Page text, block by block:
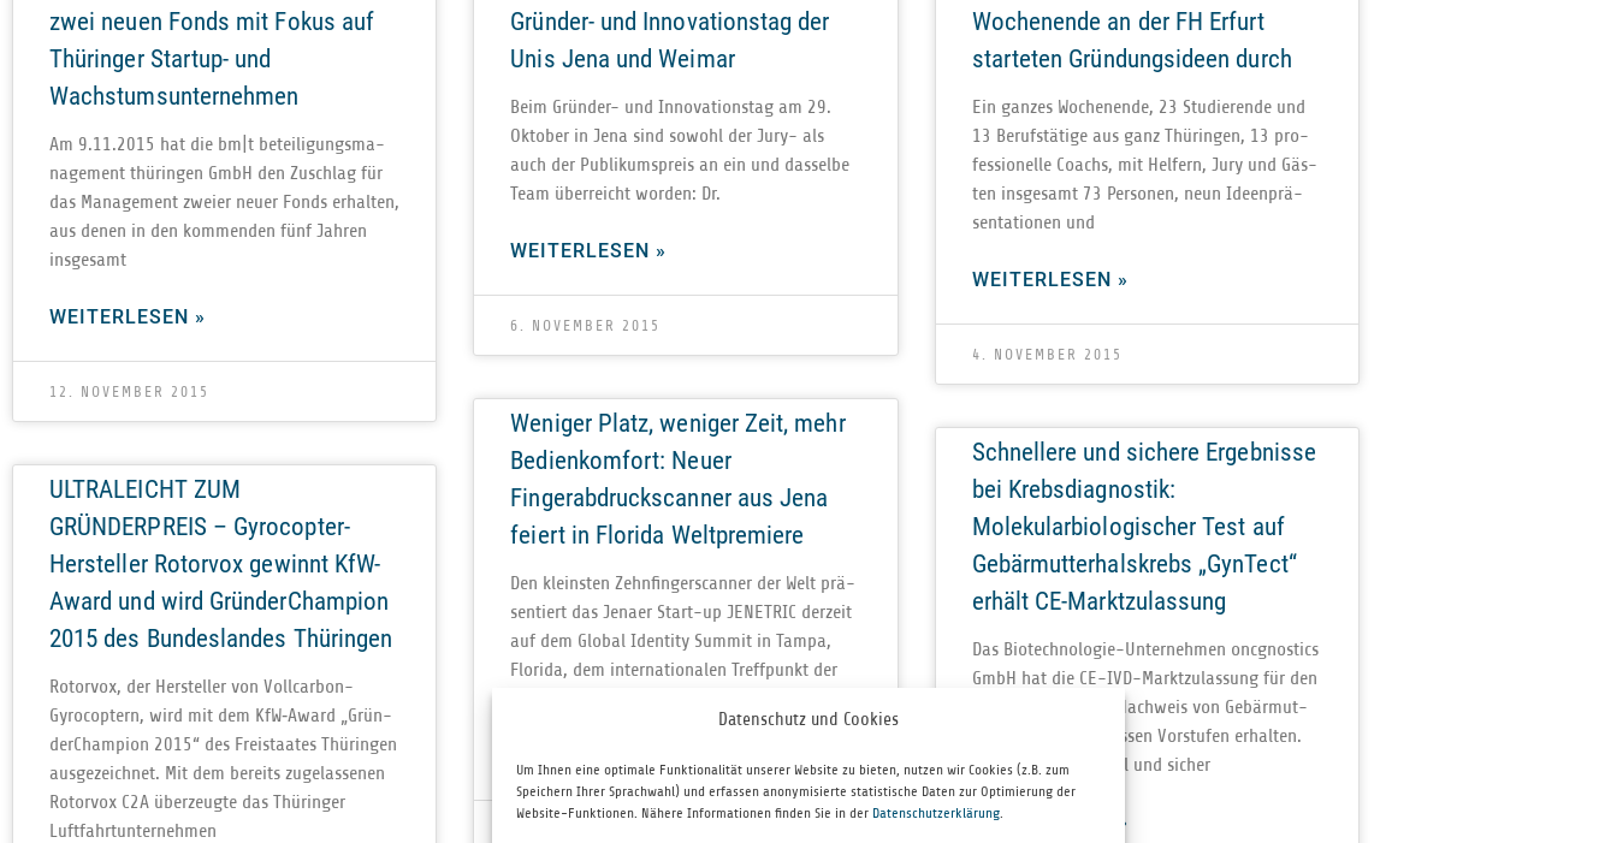
Datenschutz und Cookies
Um Ihnen eine optimale Funktionalität unserer Website zu bieten, nutzen wir Cookies (z.B. zum
Speichern Ihrer Sprachwahl) und erfassen anonymisierte statistische Daten zur Optimierung der
Website-Funktionen. Nähere Informationen finden Sie in der Datenschutzerklärung
zwei neuen Fonds mit Fokus auf
Thüringer Startup- und
Wachstumsunternehmen
Am 9.11.2015 hat die bm|t betei­li­gungs­ma­
nage­ment thü­rin­gen GmbH den Zuschlag für
das Manage­ment zweier neuer Fonds erhal­ten,
aus denen in den kom­men­den fünf Jah­ren
insgesamt
WEITERLESEN »
12. NOVEMBER 2015
Gründer- und Innovationstag der
Unis Jena und Weimar
Beim Grün­­der- und Inno­va­ti­ons­tag am 29.
Okto­ber in Jena sind sowohl der Jury- als
auch der Publi­kums­preis an ein und das­selbe
Team über­reicht wor­den: Dr.
WEITERLESEN »
6. NOVEMBER 2015
Wochenende an der FH Erfurt
starteten Gründungsideen durch
Ein gan­zes Wochen­ende, 23 Stu­die­rende und
13 Berufs­tä­tige aus ganz Thü­rin­gen, 13 pro­
fes­sio­nelle Coachs, mit Hel­fern, Jury und Gäs­
ten ins­ge­samt 73 Per­so­nen, neun Ideen­prä­
sen­ta­tio­nen und
WEITERLESEN »
4. NOVEMBER 2015
ULTRALEICHT ZUM
GRÜNDERPREIS – Gyrocopter-
Hersteller Rotorvox gewinnt KfW-
Award und wird GründerChampion
2015 des Bundeslandes Thüringen
Rotor­vox, der Her­stel­ler von Vol­l­­car­­bon-
Gyro­­c­op­­tern, wird mit dem KfW‑Award „Grün­
der­Cham­pion 2015“ des Frei­staa­tes Thü­rin­gen
aus­ge­zeich­net. Mit dem bereits zuge­las­se­nen
Rotor­vox C2A über­zeugte das Thü­rin­ger
Luftfahrtunternehmen
Weniger Platz, weniger Zeit, mehr
Bedienkomfort: Neuer
Fingerabdruckscanner aus Jena
feiert in Florida Weltpremiere
Den kleins­ten Zehn­fin­ger­scan­ner der Welt prä­
sen­tiert das Jenaer Start-up JENETRIC der­zeit
auf dem Glo­bal Iden­tity Sum­mit in Tampa,
Flo­rida, dem inter­na­tio­na­len Treff­punkt der
Schnellere und sichere Ergebnisse
bei Krebsdiagnostik:
Molekularbiologischer Test auf
Gebärmutterhalskrebs „GynTect“
erhält CE-Marktzulassung
Das Bio­­­tech­­no­­lo­­gie-Unter­­neh­­men onc­gno­stics
GmbH hat die CE-IVD-Mark­t­­zu­­las­­sung für den
Test „Gyn­Tect“ zum Nach­weis von Gebär­mut­
ter­hals­krebs und des­sen Vor­stu­fen erhal­ten.
Der Test kann schnell und sicher
WEITERLESEN »